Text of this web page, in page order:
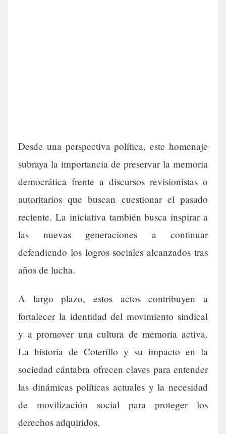
Desde una perspectiva política, este homenaje
subraya la importancia de preservar la memoria
democrática frente a discursos revisionistas o
autoritarios que buscan cuestionar el pasado
reciente. La iniciativa también busca inspirar a
las nuevas generaciones a continuar
defendiendo los logros sociales alcanzados tras
años de lucha.
A largo plazo, estos actos contribuyen a
fortalecer la identidad del movimiento sindical
y a promover una cultura de memoria activa.
La historia de Coterillo y su impacto en la
sociedad cántabra ofrecen claves para entender
las dinámicas políticas actuales y la necesidad
de movilización social para proteger los
derechos adquiridos.